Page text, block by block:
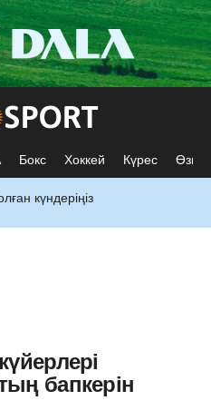
Бокс Хоккей Күрес Өзге
күндеріңіз
бапкерін